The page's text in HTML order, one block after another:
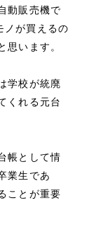
動販売機で
ノが買えるの
思います。
学校が統廃
くれる元台
帳として情
業生であ
ことが重要